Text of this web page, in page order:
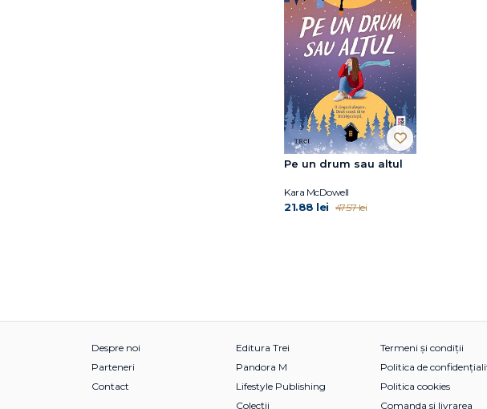
Pe un drum sau altul
Kara McDowell
21.88 lei 47.57 lei
Despre noi
Parteneri
Contact
Editura Trei
Pandora M
Lifestyle Publishing
Colecții
Termeni și condiții
Politica de
Politica cookies
Comanda si livrarea